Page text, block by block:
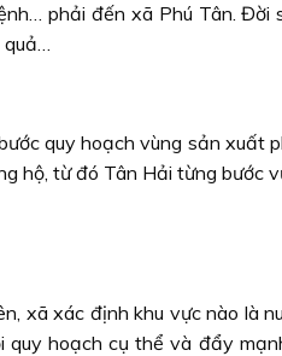
phải đến xã Phú Tân. Đời
quả…
quy hoạch vùng sản xuất
hộ, từ đó Tân Hải từng bước
xã xác định khu vực nào là
quy hoạch cụ thể và đẩy